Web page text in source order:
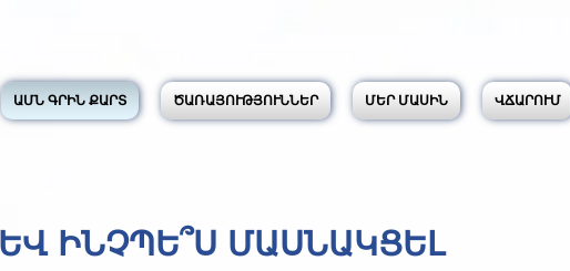
ԱՄՆ ԳՐԻՆ ՔԱՐՏ ԾԱՌԱՅՈՒԹՅՈՒՆՆԵՐ ՄԵՐ ՄԱՍԻՆ ՎՃԱՐՈՒՄ
ԻՆՉՊԵ՞Ս ՄԱՍՆԱԿՑԵԼ